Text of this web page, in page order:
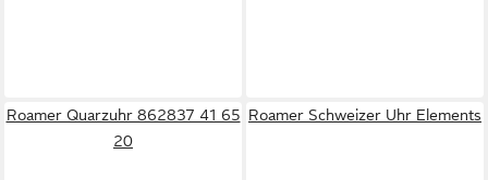
Roamer Quarzuhr 862837 41 65
20
Roamer Schweizer Uhr Elements